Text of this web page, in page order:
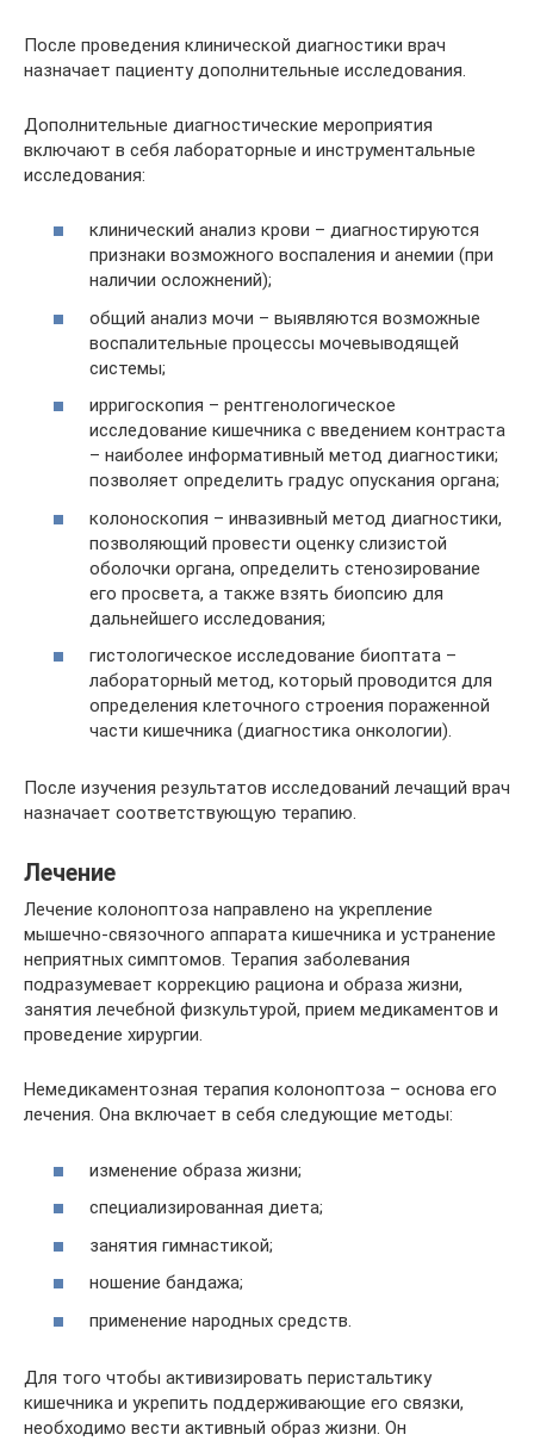
После проведения клинической диагностики врач
назначает пациенту дополнительные исследования.
Дополнительные диагностические мероприятия
включают в себя лабораторные и инструментальные
исследования:
клинический анализ крови – диагностируются
признаки возможного воспаления и анемии (при
наличии осложнений);
общий анализ мочи – выявляются возможные
воспалительные процессы мочевыводящей
системы;
ирригоскопия – рентгенологическое
исследование кишечника с введением контраста
– наиболее информативный метод диагностики;
позволяет определить градус опускания органа;
колоноскопия – инвазивный метод диагностики,
позволяющий провести оценку слизистой
оболочки органа, определить стенозирование
его просвета, а также взять биопсию для
дальнейшего исследования;
гистологическое исследование биоптата –
лабораторный метод, который проводится для
определения клеточного строения пораженной
части кишечника (диагностика онкологии).
После изучения результатов исследований лечащий врач
назначает соответствующую терапию.
Лечение
Лечение колоноптоза направлено на укрепление
мышечно-связочного аппарата кишечника и устранение
неприятных симптомов. Терапия заболевания
подразумевает коррекцию рациона и образа жизни,
занятия лечебной физкультурой, прием медикаментов и
проведение хирургии.
Немедикаментозная терапия колоноптоза – основа его
лечения. Она включает в себя следующие методы:
изменение образа жизни;
специализированная диета;
занятия гимнастикой;
ношение бандажа;
применение народных средств.
Для того чтобы активизировать перистальтику
кишечника и укрепить поддерживающие его связки,
необходимо вести активный образ жизни. Он